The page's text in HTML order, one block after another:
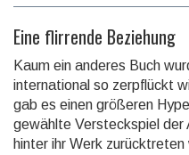
Eine flirrende Beziehung
Kaum ein anderes Buch
international so zerpflückt
gab es einen grö­ßeren
gewählte Versteck­spiel der
hinter ihr Werk